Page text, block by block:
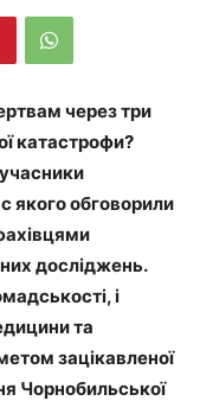
через три
катастрофи?
якого обговорили
досліджень.
і
та
зацікавленої
Чорнобильської